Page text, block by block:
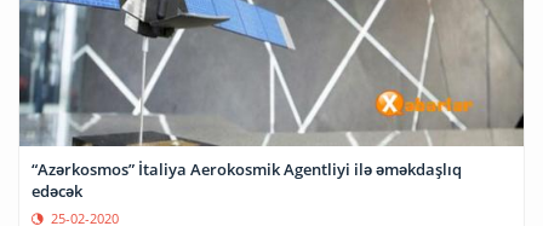
“Azərkosmos” İtaliya Aerokosmik Agentliyi ilə əməkdaşlıq
edəcək
25-02-2020